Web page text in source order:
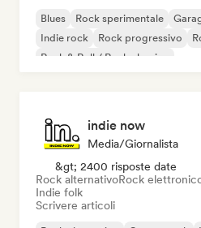
Blues Rock sperimentale
Indie rock
Rock progressivo
Rock & Roll / Rock classico
indie now
Media/Giornalista
&gt; 2400 risposte date
Rock alternativoRock
Indie folk
Scrivere articoli